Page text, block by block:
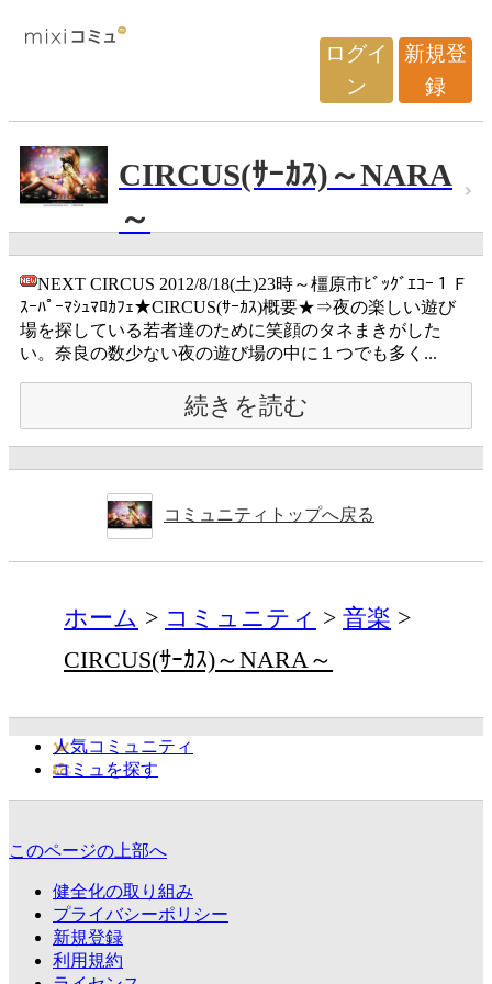
ログイ
ン
新規登
録
CIRCUS(ｻｰｶｽ)～NARA
～
NEXT CIRCUS 2012/8/18(土)23時～橿原市ﾋﾞｯｸﾞｴｺｰ１Ｆ
ｽｰﾊﾟｰﾏｼｭﾏﾛｶﾌｪ★CIRCUS(ｻｰｶｽ)概要★⇒夜の楽しい遊び
場を探している若者達のために笑顔のタネまきがした
い。奈良の数少ない夜の遊び場の中に１つでも多く...
続きを読む
コミュニティトップへ戻る
ホーム コミュニティ
音楽
CIRCUS(ｻｰｶｽ)～NARA～
人気コミュニティ
コミュを探す
このページの上部へ
健全化の取り組み
プライバシーポリシー
新規登録
利用規約